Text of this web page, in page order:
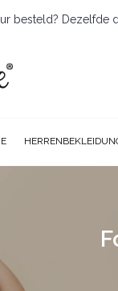
besteld? Dezelfde